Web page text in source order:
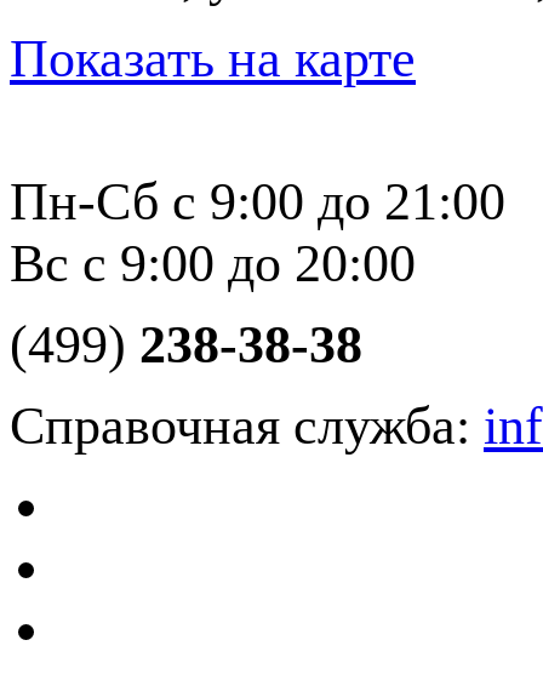
Показать на карте
Пн-Сб с 9:00 до 21:00
Вс с 9:00 до 20:00
(499) 238-38-38
Справочная служба: